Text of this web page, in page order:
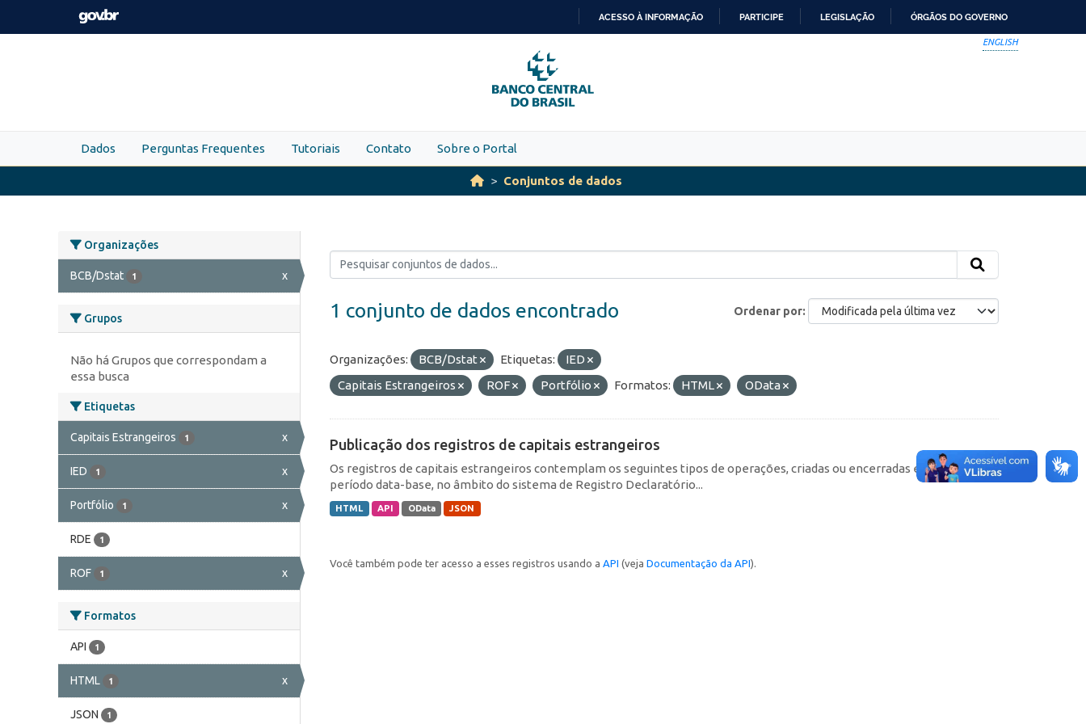
Skip to main content
PARA
O
CONTEÚDO
ACESSO À INFORMAÇÃO PARTICIPE LEGISLAÇÃO ÓRGÃOS DO GOVERNO
ENGLISH
Dados Perguntas Frequentes Tutoriais Contato Sobre o Portal
Conjuntos de dados
Organizações
BCB/Dstat 1 x
Grupos
Não há Grupos que correspondam a
essa busca
Etiquetas
Capitais Estrangeiros 1 x
IED 1 x
Portfólio 1 x
RDE 1
ROF 1 x
Formatos
API 1
HTML 1 x
JSON 1
Ordenar por
1 conjunto de dados encontrado
Organizações: BCB/Dstat Etiquetas:
IED
Capitais Estrangeiros
ROF Portfólio Formatos: HTML OData
Publicação dos registros de capitais estrangeiros
Os registros de capitais estrangeiros contemplam os seguintes tipos de operações, criadas ou encerradas em cada
período data-base, no âmbito do sistema de Registro Declaratório...
HTML API OData JSON
Você também pode ter acesso a esses registros usando a API (veja Documentação da API).